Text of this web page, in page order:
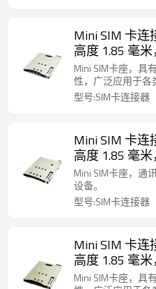
Mini SIM 卡连
高度 1.85 毫米
Mini SIM卡座，具
性，广泛应用于各
型号:SIM卡连接器
Mini SIM 卡连
高度 1.85 毫米
Mini SIM卡座，通
设备。
型号:SIM卡连接器
Mini SIM 卡连
高度 1.85 毫米
Mini SIM卡座，具